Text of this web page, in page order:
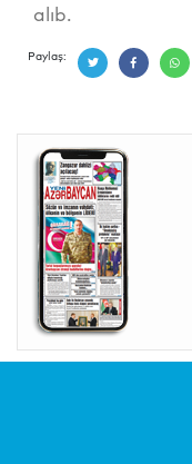
alıb.
Paylaş: